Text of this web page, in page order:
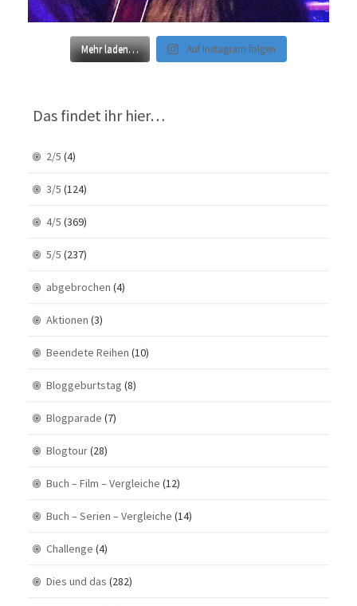
Mehr laden… Auf Instagram folgen
Das findet ihr hier…
2/5 (4)
3/5 (124)
4/5 (369)
5/5 (237)
abgebrochen (4)
Aktionen (3)
Beendete Reihen (10)
Bloggeburtstag (8)
Blogparade (7)
Blogtour(28)
Buch – Film – Vergleiche (12)
Buch – Serien – Vergleiche (14)
Challenge (4)
Dies und das (282)